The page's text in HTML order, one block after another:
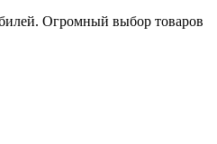
Огромный выбор товаров